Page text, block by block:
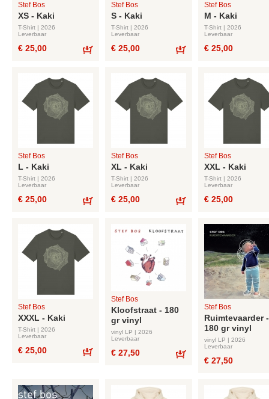
Stef Bos
XS - Kaki
T-Shirt | 2026
Leverbaar
€ 25,00
Stef Bos
S - Kaki
T-Shirt | 2026
Leverbaar
€ 25,00
Stef Bos
M - Kaki
T-Shirt | 2026
Leverbaar
€ 25,00
Stef Bos
L - Kaki
T-Shirt | 2026
Leverbaar
€ 25,00
Stef Bos
XL - Kaki
T-Shirt | 2026
Leverbaar
€ 25,00
Stef Bos
XXL - Kaki
T-Shirt | 2026
Leverbaar
€ 25,00
Stef Bos
XXXL - Kaki
T-Shirt | 2026
Leverbaar
€ 25,00
Stef Bos
Kloofstraat - 180
gr vinyl
vinyl LP | 2026
Leverbaar
€ 27,50
Stef Bos
Ruimtevaarder -
180 gr vinyl
vinyl LP | 2026
Leverbaar
€ 27,50